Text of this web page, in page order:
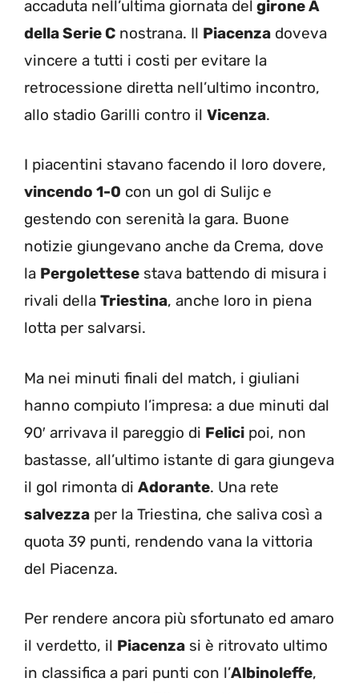
accaduta nell’ultima giornata del girone A
della Serie C nostrana. Il Piacenza doveva
vincere a tutti i costi per evitare la
retrocessione diretta nell’ultimo incontro,
allo stadio Garilli contro il Vicenza.
I piacentini stavano facendo il loro dovere,
vincendo 1-0 con un gol di Sulijc e
gestendo con serenità la gara. Buone
notizie giungevano anche da Crema, dove
la Pergolettese stava battendo di misura i
rivali della Triestina, anche loro in piena
lotta per salvarsi.
Ma nei minuti finali del match, i giuliani
hanno compiuto l’impresa: a due minuti dal
90′ arrivava il pareggio di Felici poi, non
bastasse, all’ultimo istante di gara giungeva
il gol rimonta di Adorante. Una rete
salvezza per la Triestina, che saliva così a
quota 39 punti, rendendo vana la vittoria
del Piacenza.
Per rendere ancora più sfortunato ed amaro
il verdetto, il Piacenza si è ritrovato ultimo
in classifica a pari punti con l’Albinoleffe,